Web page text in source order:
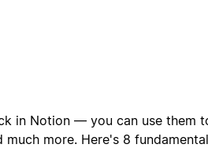
in Notion — you can use them
much more. Here's 8